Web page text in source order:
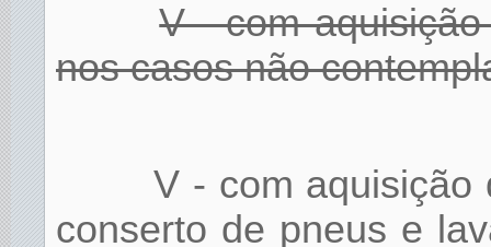
V - com
nos casos não
V - com aquisição
conserto de pneus e